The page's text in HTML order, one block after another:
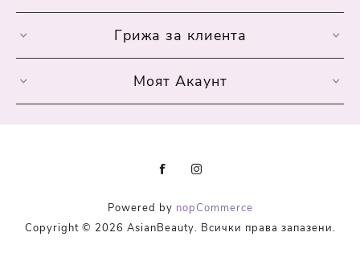
Грижа за клиента
Моят Акаунт
Powered by nopCommerce
Copyright © 2026 AsianBeauty. Всички права запазени.